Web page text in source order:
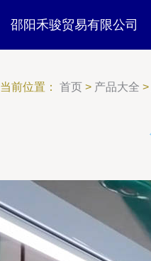
邵阳禾骏贸易有限公司
当前位置： 首页 > 产品大全 >